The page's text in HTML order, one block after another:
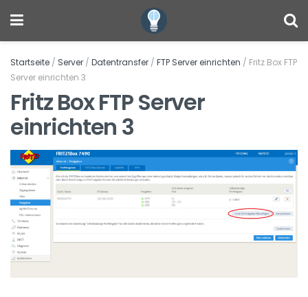
Startseite / Server / Datentransfer / FTP Server einrichten / Fritz Box FTP
Server einrichten 3
Fritz Box FTP Server
einrichten 3